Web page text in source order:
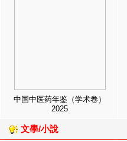
中国中医药年鉴（学术卷）
2025
文學/小說